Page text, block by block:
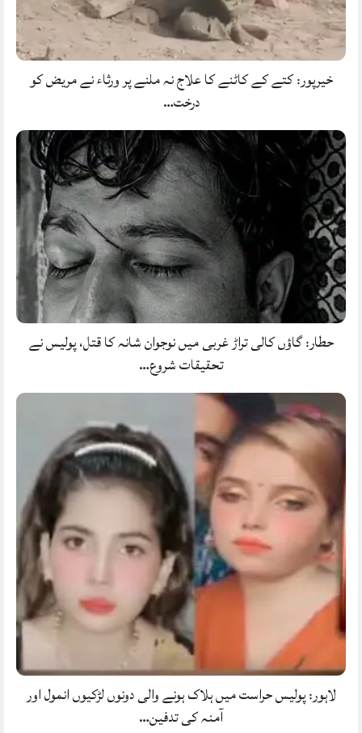
خیرپور: کتے کے کاٹنے کا علاج نہ ملنے پر ورثاء نے مریض کو
درخت…
حطار: گاؤں کالی تراڑ غربی میں نوجوان شانہ کا قتل، پولیس نے
تحقیقات شروع…
لاہور: پولیس حراست میں ہلاک ہونے والی دونوں لڑکیوں انمول اور
آمنہ کی تدفین…